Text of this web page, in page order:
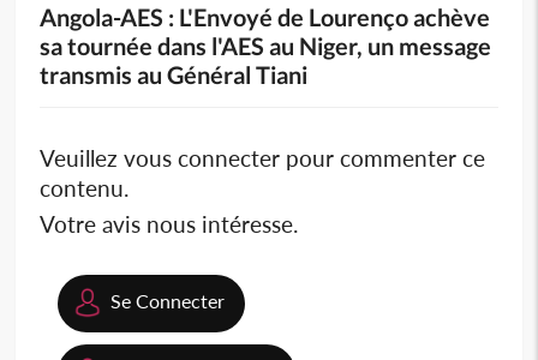
Angola-AES : L'Envoyé de Lourenço achève
sa tournée dans l'AES au Niger, un message
transmis au Général Tiani
Veuillez vous connecter pour commenter ce
contenu.
Votre avis nous intéresse.
Se Connecter